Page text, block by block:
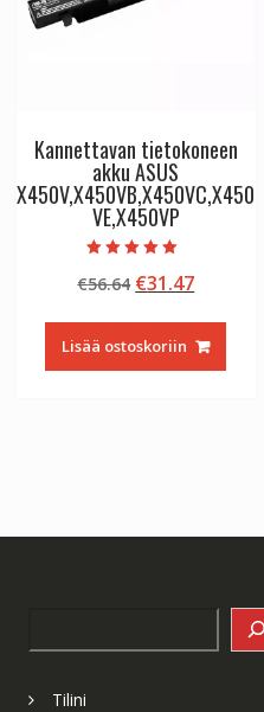
Kannettavan tietokoneen
akku ASUS
X450V,X450VB,X450VC,X450
VE,X450VP
tuotteesta:
5.00
€56.64 Alkuperäinen
oli:
€56.64.
€31.47
on:
€31.47.
Lisää ostoskoriin
Tilini